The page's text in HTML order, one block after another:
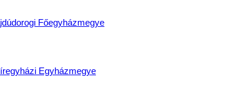
Főegyházmegye
Egyházmegye